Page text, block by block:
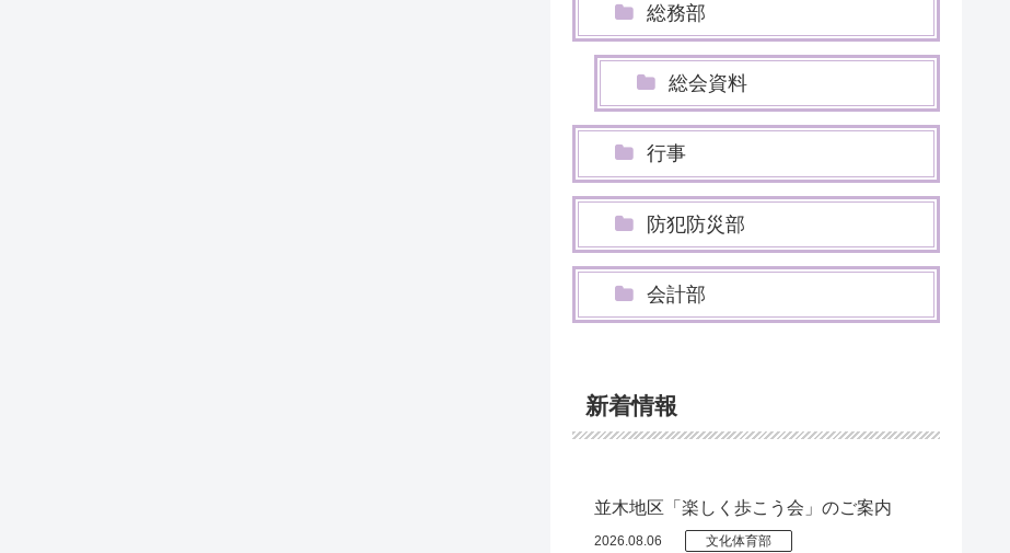
総務部
総会資料
行事
防犯防災部
会計部
新着情報
並木地区「楽しく歩こう会」のご案内
2026.08.06 文化体育部